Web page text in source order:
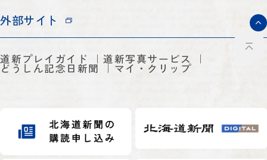
外部サイト
道新プレイガイド 道新写真サービス
どうしん記念日新聞 マイ・クリップ